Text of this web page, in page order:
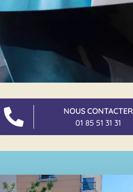
NOUS CONTACTER
01 85 51 31 31